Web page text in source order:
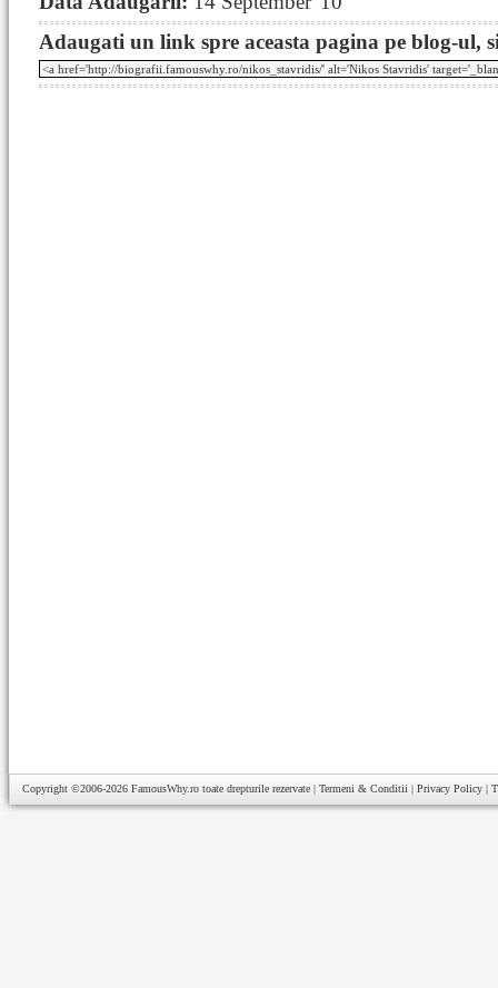
Adaugati un link spre aceasta pagina pe blog-ul,
Copyright ©2006-2026 FamousWhy.ro toate drepturile rezervate | Termeni & Conditii | Privacy Policy |